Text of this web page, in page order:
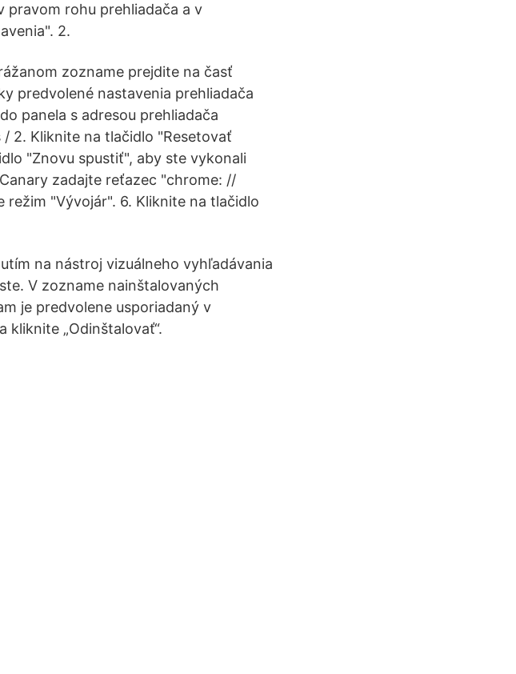
pravom rohu prehliadača a v
2.
zozname prejdite na časť
predvolené nastavenia prehliadača
panela s adresou prehliadača
2. Kliknite na tlačidlo "Resetovať
"Znovu spustiť", aby ste vykonali
zadajte reťazec "chrome: //
"Vývojár". 6. Kliknite na tlačidlo
na nástroj vizuálneho vyhľadávania
V zozname nainštalovaných
je predvolene usporiadaný v
kliknite „Odinštalovať“.